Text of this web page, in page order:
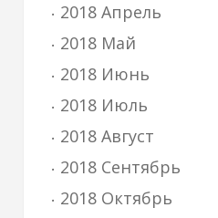
2018 Апрель
2018 Май
2018 Июнь
2018 Июль
2018 Август
2018 Сентябрь
2018 Октябрь